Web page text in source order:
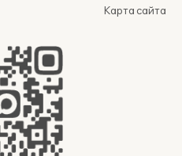
Карта сайта